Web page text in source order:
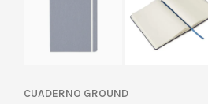
CUADERNO GROUND